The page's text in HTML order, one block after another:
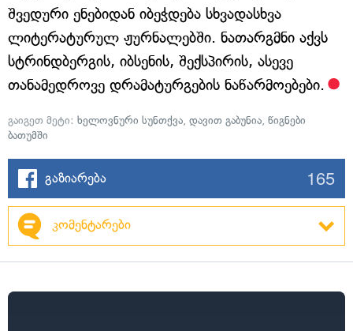
შვედური ენებიდან იბეჭდება სხვადასხვა
ლიტერატურულ ჟურნალებში. ნათარგმნი აქვს
სტრინდბერგის, იბსენის, შექსპირის, ასევე
თანამედროვე დრამატურგების ნაწარმოებები.
გაიგეთ მეტი: ხელოვნური სუნთქვა, დავით გაბუნია, წიგნები
ბათუმში
გაზიარება 165
კომენტარები